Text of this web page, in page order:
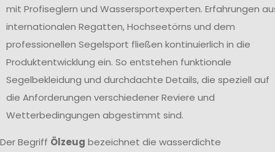
mit Profiseglern und Wassersportexperten. Erfahrungen
internationalen Regatten, Hochseetörns und dem
professionellen Segelsport fließen kontinuierlich in die
Produktentwicklung ein. So entstehen funktionale
Segelbekleidung und durchdachte Details, die speziell auf
die Anforderungen verschiedener Reviere und
Wetterbedingungen abgestimmt sind.
Der Begriff Ölzeug bezeichnet die wasserdichte